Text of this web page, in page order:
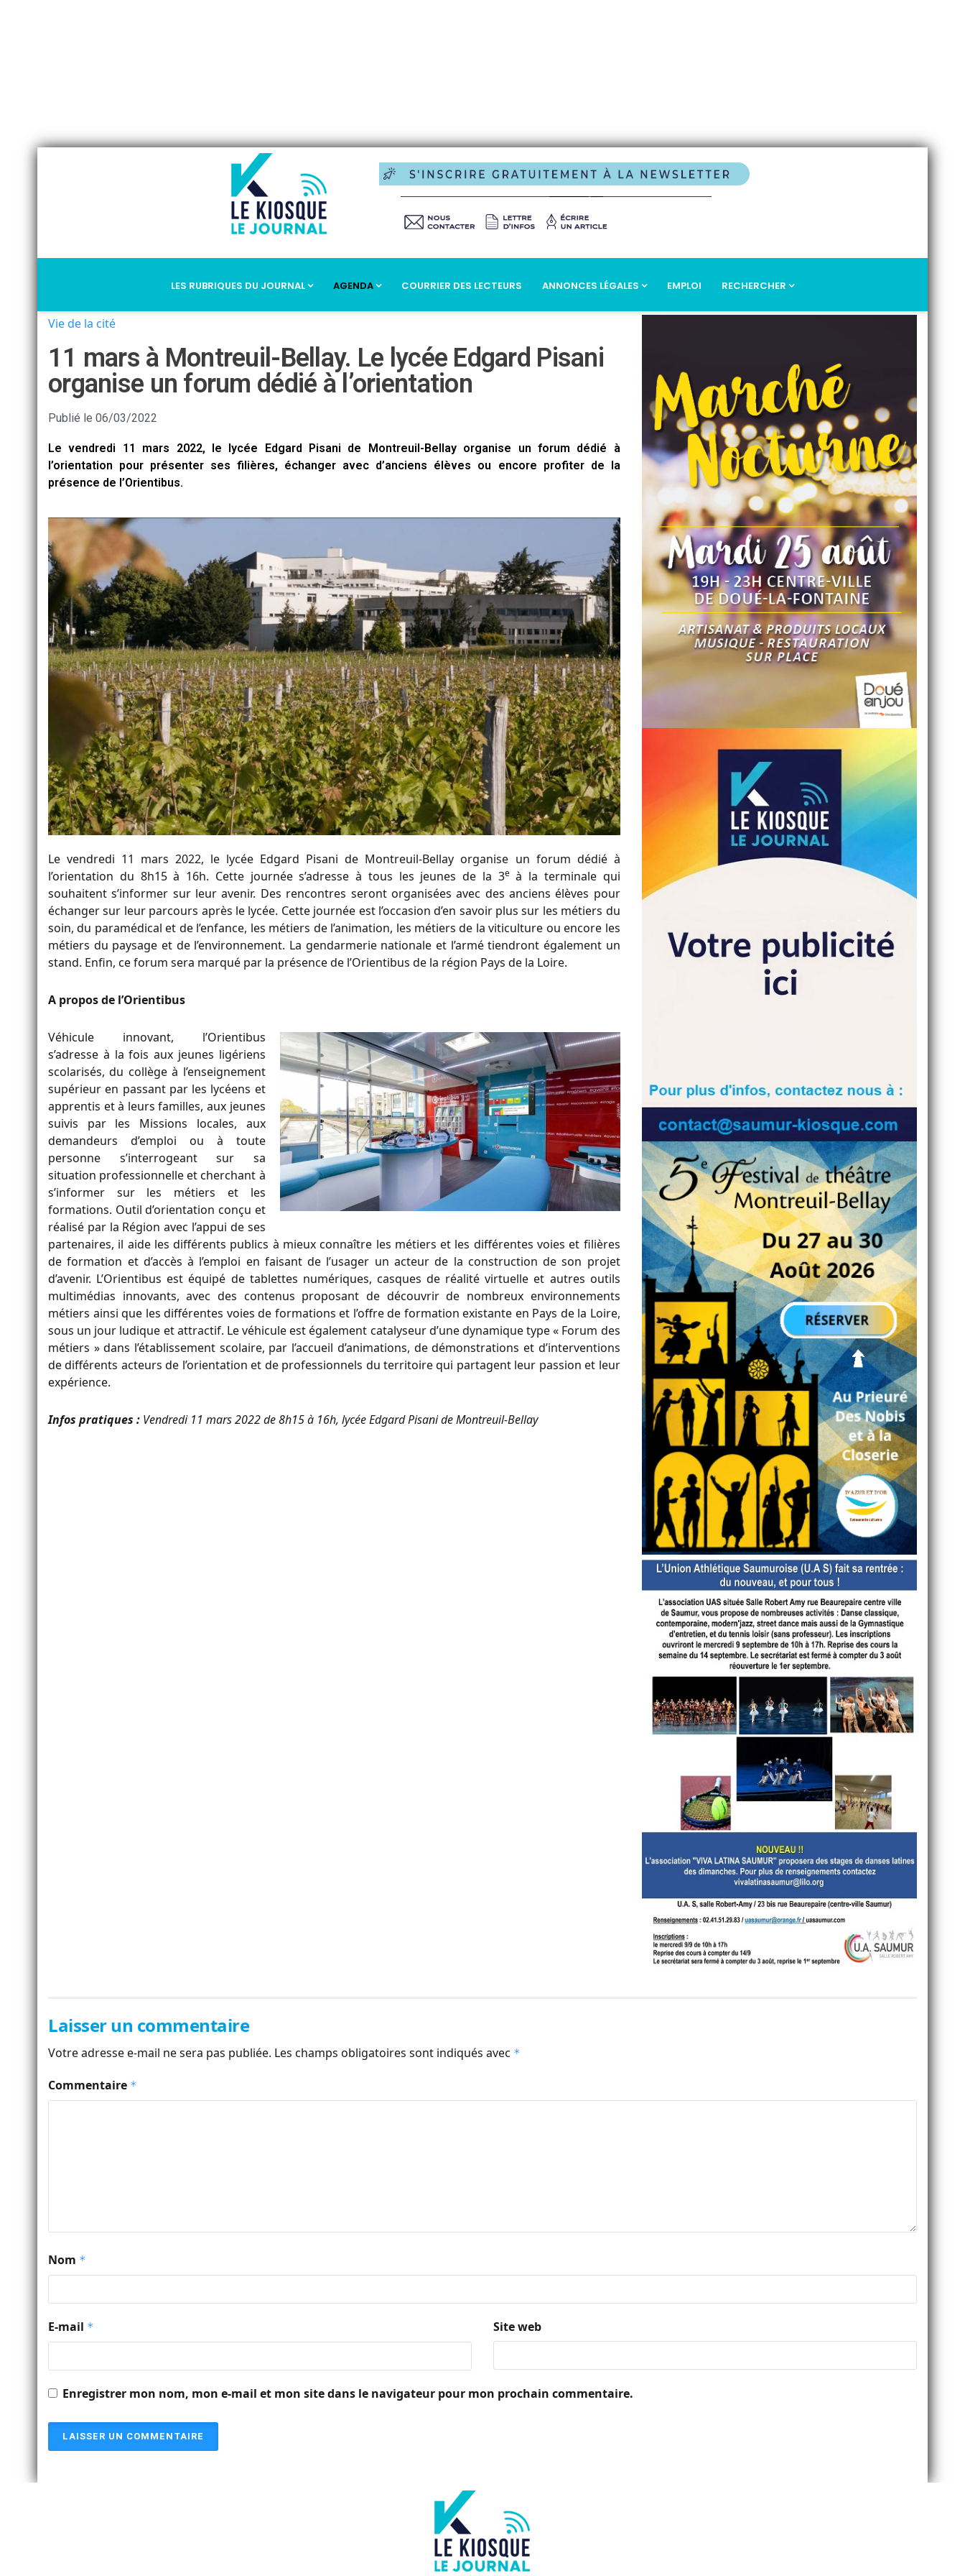
LES RUBRIQUES DU JOURNAL AGENDA COURRIER DES LECTEURS ANNONCES LÉGALES EMPLOI RECHERCHER
Vie de la cité
11 mars à Montreuil-Bellay. Le lycée Edgard Pisani
organise un forum dédié à l’orientation
Publié le 06/03/2022
Le vendredi 11 mars 2022, le lycée Edgard Pisani de Montreuil-Bellay organise un forum dédié à
l’orientation pour présenter ses filières, échanger avec d’anciens élèves ou encore profiter de la
présence de l’Orientibus.
Le vendredi 11 mars 2022, le lycée Edgard Pisani de Montreuil-Bellay organise un forum dédié à
l’orientation du 8h15 à 16h. Cette journée s’adresse à tous les jeunes de la 3eà la terminale qui
souhaitent s’informer sur leur avenir. Des rencontres seront organisées avec des anciens élèves pour
échanger sur leur parcours après le lycée. Cette journée est l’occasion d’en savoir plus sur les métiers du
soin, du paramédical et de l’enfance, les métiers de l’animation, les métiers de la viticulture ou encore les
métiers du paysage et de l’environnement. La gendarmerie nationale et l’armé tiendront également un
stand. Enfin, ce forum sera marqué par la présence de l’Orientibus de la région Pays de la Loire.
A propos de l’Orientibus
Véhicule innovant, l’Orientibus
s’adresse à la fois aux jeunes ligériens
scolarisés, du collège à l’enseignement
supérieur en passant par les lycéens et
apprentis et à leurs familles, aux jeunes
suivis par les Missions locales, aux
demandeurs d’emploi ou à toute
personne s’interrogeant sur sa
situation professionnelle et cherchant à
s’informer sur les métiers et les
formations. Outil d’orientation conçu et
réalisé par la Région avec l’appui de ses
partenaires, il aide les différents publics à mieux connaître les métiers et les différentes voies et filières
de formation et d’accès à l’emploi en faisant de l’usager un acteur de la construction de son projet
d’avenir. L’Orientibus est équipé de tablettes numériques, casques de réalité virtuelle et autres outils
multimédias innovants, avec des contenus proposant de découvrir de nombreux environnements
métiers ainsi que les différentes voies de formations et l’offre de formation existante en Pays de la Loire,
sous un jour ludique et attractif. Le véhicule est également catalyseur d’une dynamique type « Forum des
métiers » dans l’établissement scolaire, par l’accueil d’animations, de démonstrations et d’interventions
de différents acteurs de l’orientation et de professionnels du territoire qui partagent leur passion et leur
expérience.
Infos pratiques : Vendredi 11 mars 2022 de 8h15 à 16h, lycée Edgard Pisani de Montreuil-Bellay
Laisser un commentaire
Votre adresse e-mail ne sera pas publiée. Les champs obligatoires sont indiqués avec *
Commentaire *
Nom *
E-mail * Site web
Enregistrer mon nom, mon e-mail et mon site dans le navigateur pour mon prochain commentaire.